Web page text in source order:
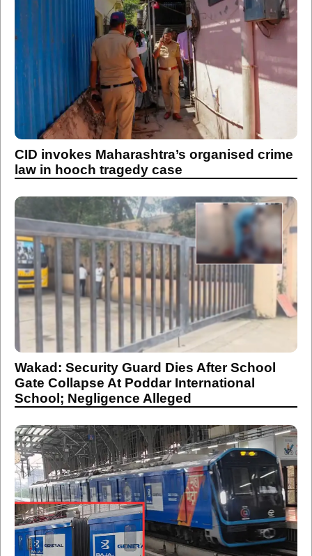
CID invokes Maharashtra’s organised crime
law in hooch tragedy case
Wakad: Security Guard Dies After School
Gate Collapse At Poddar International
School; Negligence Alleged